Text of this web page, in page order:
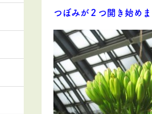
つぼみが２つ開き始めま